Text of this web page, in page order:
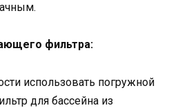
фильтра:
использовать погружной
для бассейна из